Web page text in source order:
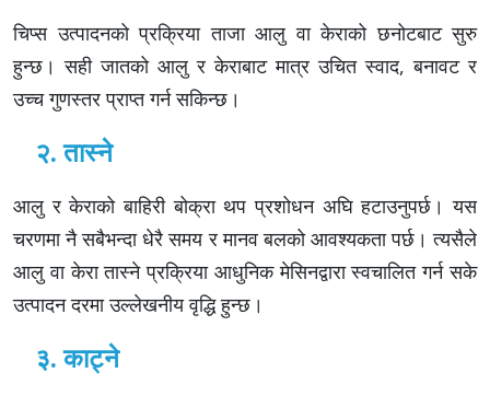
चिप्स उत्पादनको प्रक्रिया ताजा आलु वा केराको छनोटबाट सुरु
हुन्छ। सही जातको आलु र केराबाट मात्र उचित स्वाद, बनावट र
उच्च गुणस्तर प्राप्त गर्न सकिन्छ।
२. तास्ने
आलु र केराको बाहिरी बोक्रा थप प्रशोधन अघि हटाउनुपर्छ। यस
चरणमा नै सबैभन्दा धेरै समय र मानव बलको आवश्यकता पर्छ। त्यसैले
आलु वा केरा तास्ने प्रक्रिया आधुनिक मेसिनद्वारा स्वचालित गर्न सके
उत्पादन दरमा उल्लेखनीय वृद्धि हुन्छ।
३. काट्ने